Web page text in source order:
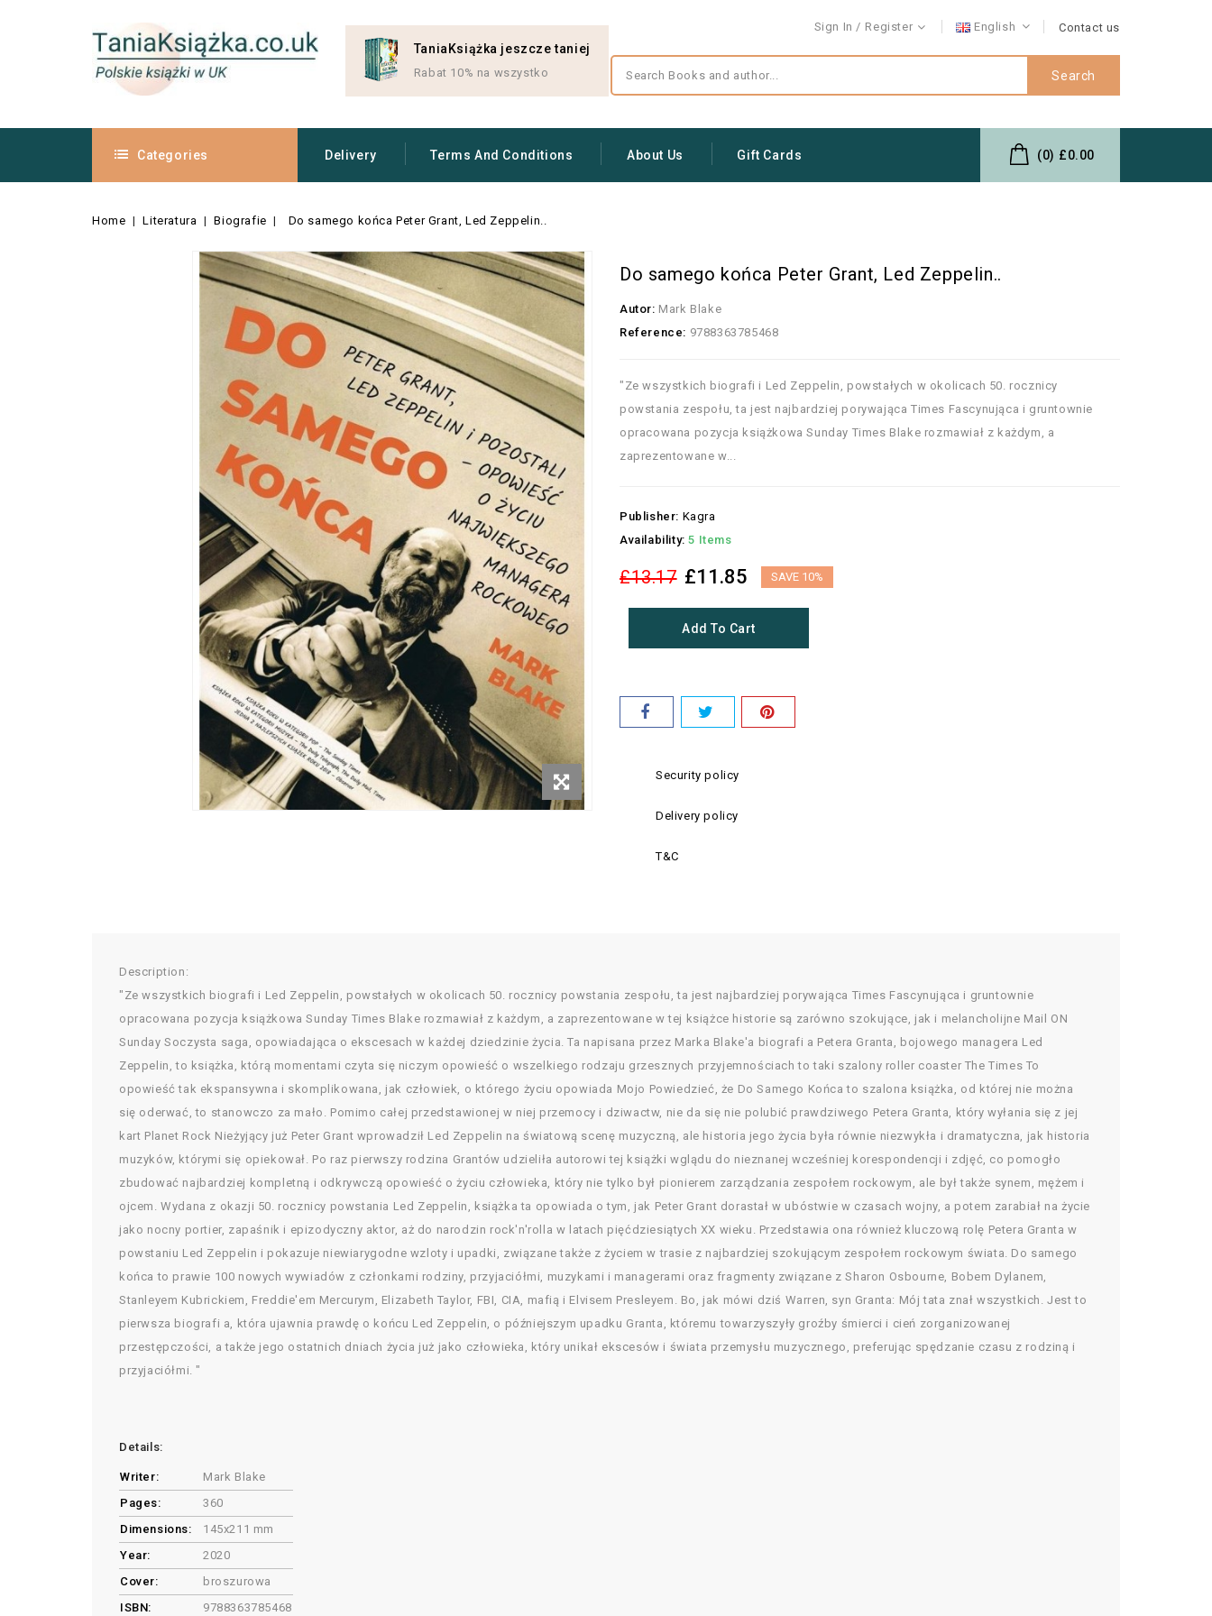
Sign In Register English Contact us
TaniaKsiążka jeszcze taniej
Rabat 10% na wszystko Search
Categories Delivery Terms And Conditions About Us Gift Cards (0) £0.00
Home Literatura Biografie Do samego końca Peter Grant, Led Zeppelin..
Do samego końca Peter Grant, Led Zeppelin..
Autor: Mark Blake
Reference: 9788363785468
"Ze wszystkich biografi i Led Zeppelin, powstałych w okolicach 50. rocznicy
powstania zespołu, ta jest najbardziej porywająca Times Fascynująca i gruntownie
opracowana pozycja książkowa Sunday Times Blake rozmawiał z każdym, a
zaprezentowane w...
Publisher: Kagra
Availability: 5 Items
£13.17 £11.85 SAVE 10%
Add To Cart
Security policy
Delivery policy
T&C
Description:
"Ze wszystkich biografi i Led Zeppelin, powstałych w okolicach 50. rocznicy powstania zespołu, ta jest najbardziej porywająca Times Fascynująca i gruntownie
opracowana pozycja książkowa Sunday Times Blake rozmawiał z każdym, a zaprezentowane w tej książce historie są zarówno szokujące, jak i melancholijne Mail ON
Sunday Soczysta saga, opowiadająca o ekscesach w każdej dziedzinie życia. Ta napisana przez Marka Blake'a biografi a Petera Granta, bojowego managera Led
Zeppelin, to książka, którą momentami czyta się niczym opowieść o wszelkiego rodzaju grzesznych przyjemnościach to taki szalony roller coaster The Times To
opowieść tak ekspansywna i skomplikowana, jak człowiek, o którego życiu opowiada Mojo Powiedzieć, że Do Samego Końca to szalona książka, od której nie można
się oderwać, to stanowczo za mało. Pomimo całej przedstawionej w niej przemocy i dziwactw, nie da się nie polubić prawdziwego Petera Granta, który wyłania się z jej
kart Planet Rock Nieżyjący już Peter Grant wprowadził Led Zeppelin na światową scenę muzyczną, ale historia jego życia była równie niezwykła i dramatyczna, jak historia
muzyków, którymi się opiekował. Po raz pierwszy rodzina Grantów udzieliła autorowi tej książki wglądu do nieznanej wcześniej korespondencji i zdjęć, co pomogło
zbudować najbardziej kompletną i odkrywczą opowieść o życiu człowieka, który nie tylko był pionierem zarządzania zespołem rockowym, ale był także synem, mężem i
ojcem. Wydana z okazji 50. rocznicy powstania Led Zeppelin, książka ta opowiada o tym, jak Peter Grant dorastał w ubóstwie w czasach wojny, a potem zarabiał na życie
jako nocny portier, zapaśnik i epizodyczny aktor, aż do narodzin rock'n'rolla w latach pięćdziesiątych XX wieku. Przedstawia ona również kluczową rolę Petera Granta w
powstaniu Led Zeppelin i pokazuje niewiarygodne wzloty i upadki, związane także z życiem w trasie z najbardziej szokującym zespołem rockowym świata. Do samego
końca to prawie 100 nowych wywiadów z członkami rodziny, przyjaciółmi, muzykami i managerami oraz fragmenty związane z Sharon Osbourne, Bobem Dylanem,
Stanleyem Kubrickiem, Freddie'em Mercurym, Elizabeth Taylor, FBI, CIA, mafią i Elvisem Presleyem. Bo, jak mówi dziś Warren, syn Granta: Mój tata znał wszystkich. Jest to
pierwsza biografi a, która ujawnia prawdę o końcu Led Zeppelin, o późniejszym upadku Granta, któremu towarzyszyły groźby śmierci i cień zorganizowanej
przestępczości, a także jego ostatnich dniach życia już jako człowieka, który unikał ekscesów i świata przemysłu muzycznego, preferując spędzanie czasu z rodziną i
przyjaciółmi. "
Details:
Writer:
Mark Blake
Pages:
360
Dimensions:
145x211 mm
Year:
2020
Cover:
broszurowa
ISBN:
9788363785468